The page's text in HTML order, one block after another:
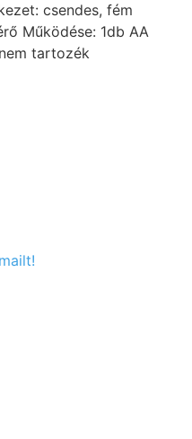
csendes, fém
Működése: 1db AA
tartozék